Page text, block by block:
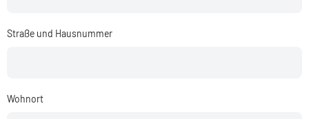
Straße und Hausnummer
Wohnort